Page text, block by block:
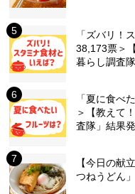
「ズバリ！
38,173票＞
暮らし調査
「夏に食べ
＞【教えて
査隊」結果
【今日の献
つねうどん」